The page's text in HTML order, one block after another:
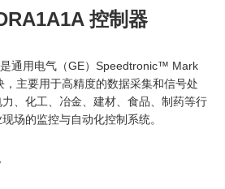
控制器
通用电气（GE）Speedtronic™ Mark
主要用于高精度的数据采集和信号处
、化工、冶金、建材、食品、制药等行
场的监控与自动化控制系统。